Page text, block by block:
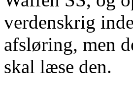
verdenskrig
afsløring, men
skal læse den.